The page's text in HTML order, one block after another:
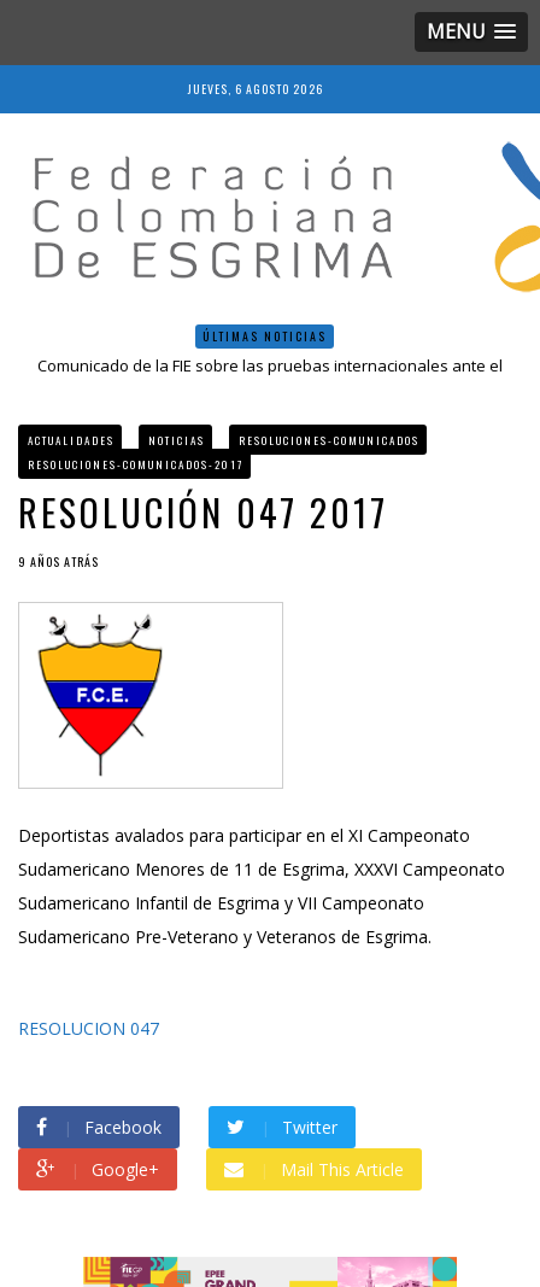
MENU
JUEVES, 6 AGOSTO 2026
ÚLTIMAS NOTICIAS
Comunicado de la FIE sobre las pruebas internacionales ante el
Resultados LIVE IV Escalafón Nacional Mayores, Cali, Abril 2019
Resolución 027 2019
Epee Grand Prix 2023 – Cali, Colombia
ACTUALIDADES NOTICIAS
RESOLUCIONES-COMUNICADOS
RESOLUCIONES-COMUNICADOS-2017
RESOLUCIÓN 047 2017
9 AÑOS ATRÁS
Deportistas avalados para participar en el XI Campeonato
Sudamericano Menores de 11 de Esgrima, XXXVI Campeonato
Sudamericano Infantil de Esgrima y VII Campeonato
Sudamericano Pre-Veterano y Veteranos de Esgrima.
RESOLUCION 047
Facebook
Twitter
Google+
Mail This Article